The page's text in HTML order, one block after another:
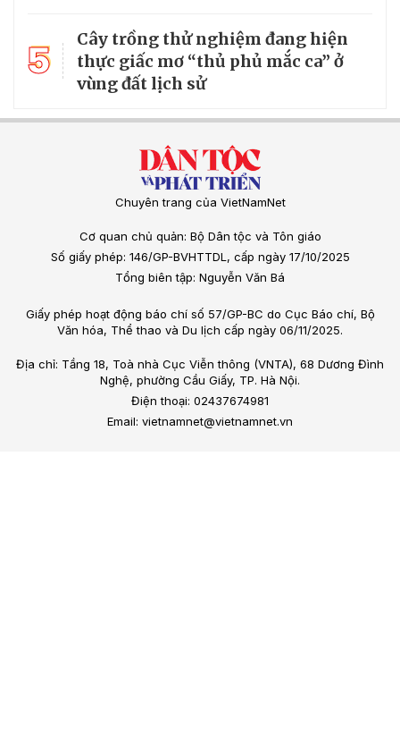
5
Cây trồng thử nghiệm đang hiện
thực giấc mơ “thủ phủ mắc ca” ở
vùng đất lịch sử
Chuyên trang của VietNamNet
Cơ quan chủ quản: Bộ Dân tộc và Tôn giáo
Số giấy phép: 146/GP-BVHTTDL, cấp ngày 17/10/2025
Tổng biên tập: Nguyễn Văn Bá
Giấy phép hoạt động báo chí số 57/GP-BC do Cục Báo chí, Bộ
Văn hóa, Thể thao và Du lịch cấp ngày 06/11/2025.
Địa chỉ: Tầng 18, Toà nhà Cục Viễn thông (VNTA), 68 Dương Đình
Nghệ, phường Cầu Giấy, TP. Hà Nội.
Điện thoại: 02437674981
Email: vietnamnet@vietnamnet.vn